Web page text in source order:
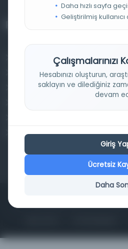
Osmanlica.com
Aruz ve Hece Ölçüsü
Türkçe Metin Sıklık Analizi
Tarihi Dokümanlarda Görüntü
Daha hızlı sayfa
Geliştirilmiş
Çalışmalarınızı
Hesabınızı oluşturun,
saklayın ve dilediğiniz
devam
Giriş
Ücretsiz
Daha